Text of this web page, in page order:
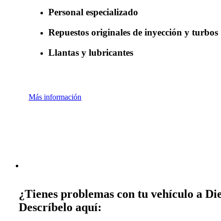
Personal especializado
Repuestos originales de inyección y turbos
Llantas y lubricantes
Más información
¿Tienes problemas con tu vehículo a
Descríbelo aquí: